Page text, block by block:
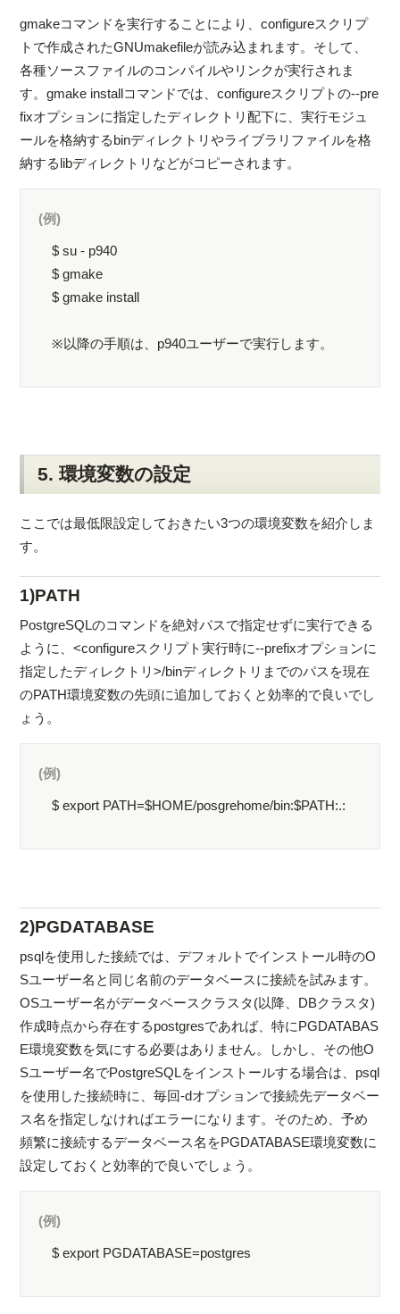
gmakeコマンドを実行することにより、configureスクリプ
トで作成されたGNUmakefileが読み込まれます。そして、
各種ソースファイルのコンパイルやリンクが実行されま
す。gmake installコマンドでは、configureスクリプトの--pre
fixオプションに指定したディレクトリ配下に、実行モジュ
ールを格納するbinディレクトリやライブラリファイルを格
納するlibディレクトリなどがコピーされます。
(例)
$ su - p940
$ gmake
$ gmake install
※以降の手順は、p940ユーザーで実行します。
5. 環境変数の設定
ここでは最低限設定しておきたい3つの環境変数を紹介しま
す。
1)PATH
PostgreSQLのコマンドを絶対パスで指定せずに実行できる
ように、<configureスクリプト実行時に--prefixオプションに
指定したディレクトリ>/binディレクトリまでのパスを現在
のPATH環境変数の先頭に追加しておくと効率的で良いでし
ょう。
(例)
$ export PATH=$HOME/posgrehome/bin:$PATH:.:
2)PGDATABASE
psqlを使用した接続では、デフォルトでインストール時のO
Sユーザー名と同じ名前のデータベースに接続を試みます。
OSユーザー名がデータベースクラスタ(以降、DBクラスタ)
作成時点から存在するpostgresであれば、特にPGDATABAS
E環境変数を気にする必要はありません。しかし、その他O
Sユーザー名でPostgreSQLをインストールする場合は、psql
を使用した接続時に、毎回-dオプションで接続先データベー
ス名を指定しなければエラーになります。そのため、予め
頻繁に接続するデータベース名をPGDATABASE環境変数に
設定しておくと効率的で良いでしょう。
(例)
$ export PGDATABASE=postgres